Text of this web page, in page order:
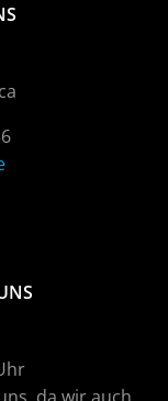
da wir auch